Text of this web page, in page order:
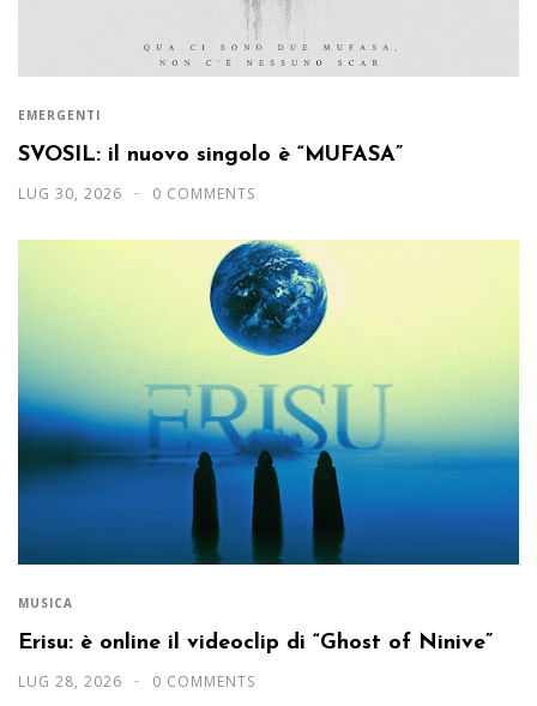
EMERGENTI
SVOSIL: il nuovo singolo è “MUFASA”
LUG 30, 2026 0 COMMENTS
MUSICA
Erisu: è online il videoclip di “Ghost of Ninive”
LUG 28, 2026 0 COMMENTS